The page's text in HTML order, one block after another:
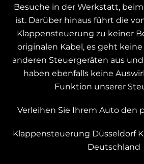
Besuche in der Werkstatt, beim
ist. Darüber hinaus führt die
Klappensteuerung zu keiner
originalen Kabel, es geht
anderen Steuergeräten aus
haben ebenfalls keine
Funktion unserer
Verleihen Sie Ihrem Auto den
Klappensteuerung Düsseldorf
Deutschland